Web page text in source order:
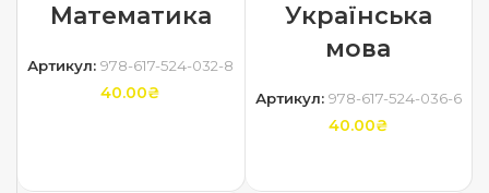
Математика
Артикул:978-617-524-032-8
40.00₴
Українська
мова
Артикул: 978-617-524-036-6
40.00₴